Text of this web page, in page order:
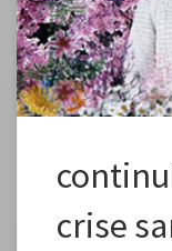
chaque jour pour
crise